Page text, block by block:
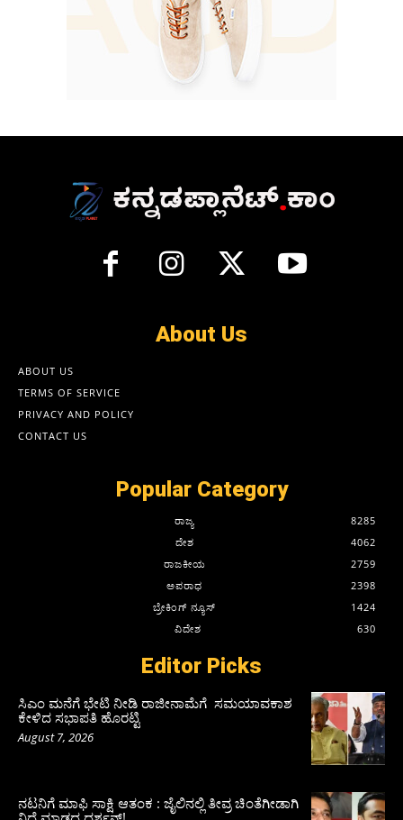
About Us
ABOUT US
TERMS OF SERVICE
PRIVACY AND POLICY
CONTACT US
Popular Category
ರಾಜ್ಯ
8285
ದೇಶ
4062
ರಾಜಕೀಯ
2759
ಅಪರಾಧ
2398
ಬ್ರೇಕಿಂಗ್ ನ್ಯೂಸ್
1424
ವಿದೇಶ
630
Editor Picks
ಸಿಎಂ ಮನೆಗೆ ಭೇಟಿ ನೀಡಿ ರಾಜೀನಾಮೆಗೆ ಸಮಯಾವಕಾಶ
ಕೇಳಿದ ಸಭಾಪತಿ ಹೊರಟ್ಟಿ
August 7, 2026
ನಟನಿಗೆ ಮಾಫಿ ಸಾಕ್ಷಿ ಆತಂಕ : ಜೈಲಿನಲ್ಲಿ ತೀವ್ರ ಚಿಂತೆಗೀಡಾಗಿ